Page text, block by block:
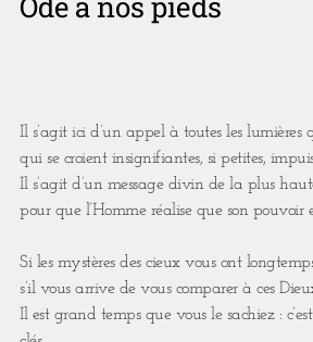
Il s’agit ici d’un appel à toutes les lumières
qui se croient insignifiantes, si petites,
Il s’agit d’un message divin de la plus
pour que l’Homme réalise que son pouvoir
Si les mystères des cieux vous ont
s’il vous arrive de vous comparer à ces
Il est grand temps que vous le sachiez :